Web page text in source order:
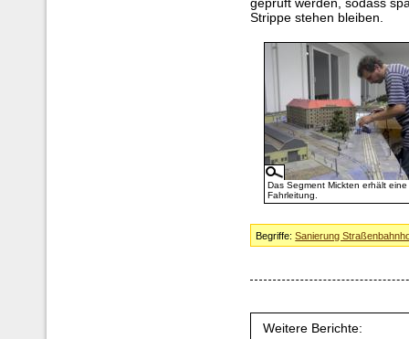
Strippe stehen bleiben.
Das Segment Mickten erhält
Fahrleitung.
Begriffe:Sanierung
Weitere Berichte: